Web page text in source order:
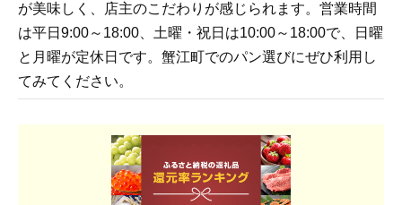
が美味しく、店主のこだわりが感じられます。営業時間
は平日9:00～18:00、土曜・祝日は10:00～18:00で、日曜
と月曜が定休日です。蟹江町でのパン選びにぜひ利用し
てみてください。